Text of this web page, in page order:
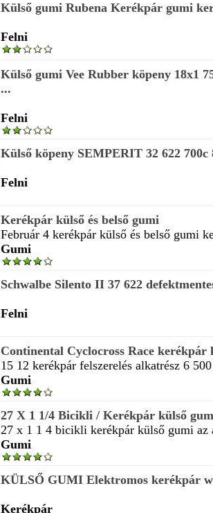
Külső gumi Rubena Kerékpár gumi
Felni
Külső gumi Vee Rubber köpeny 18x1
...
Felni
Külső köpeny SEMPERIT 32 622 700c
Felni
Kerékpár külső és belső gumi
Február 4 kerékpár külső és belső gumi
Gumi
Schwalbe Silento II 37 622
Felni
Continental Cyclocross Race kerékpár
15 12 kerékpár felszerelés alkatrész 6 500
Gumi
27 X 1 1/4 Bicikli / Kerékpár külső
27 x 1 1 4 bicikli kerékpár külső gumi az
Gumi
KÜLSŐ GUMI Elektromos kerékpár
Kerékpár